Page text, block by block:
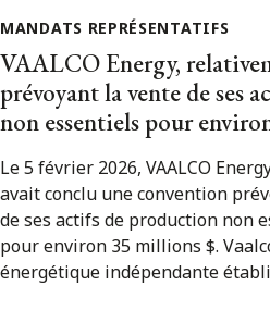
MANDATS REPRÉSENTATIFS
VAALCO Energy,
prévoyant la vente de ses
non essentiels pour
Le 5 février 2026, VAALCO
avait conclu une convention
de ses actifs de production non
pour environ 35 millions $.
énergétique indépendante